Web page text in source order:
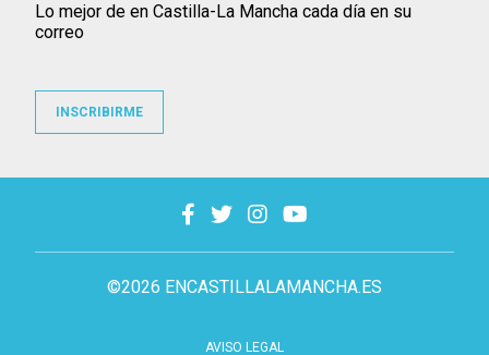
©2026 ENCASTILLALAMANCHA.ES
AVISO LEGAL
Lo mejor de en Castilla-La Mancha cada día en su
correo
INSCRIBIRME